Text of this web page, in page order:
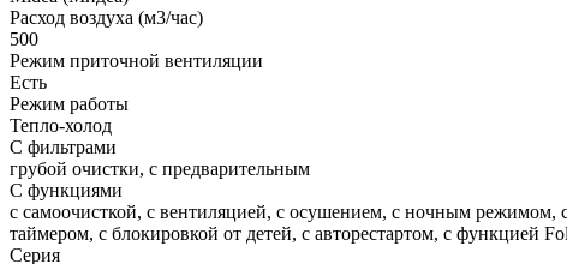
Расход воздуха (м3/час)
500
Режим приточной вентиляции
Есть
Режим работы
Тепло-холод
С фильтрами
грубой очистки, с предварительным
С функциями
с самоочисткой, с вентиляцией, с осушением, с ночным режимом,
таймером, с блокировкой от детей, с авторестартом, с
Серия